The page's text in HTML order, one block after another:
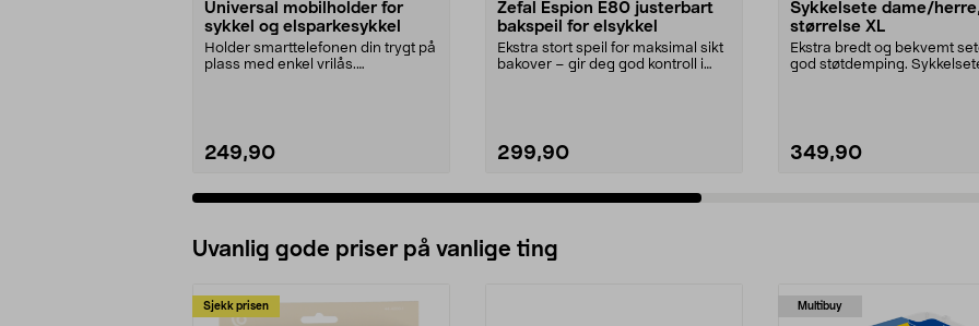
Universal mobilholder for
sykkel og elsparkesykkel
Holder smarttelefonen din trygt på
plass med enkel vrilås.
249,90
Zefal Espion E80 justerbart
bakspeil for elsykkel
Ekstra stort speil for maksimal sikt
bakover – gir deg god kontroll i
299,90
Sykkelsete dame/
størrelse XL
Ekstra bredt og bekvemt
god støtdemping.
349,90
Uvanlig gode priser på vanlige ting
Sjekk prisen Multibuy